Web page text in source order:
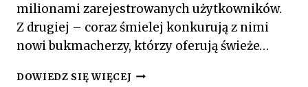
milionami zarejestrowanych użytkowników.
Z drugiej – coraz śmielej konkurują z nimi
nowi bukmacherzy, którzy oferują świeże…
DOWIEDZ SIĘ WIĘCEJNOWI